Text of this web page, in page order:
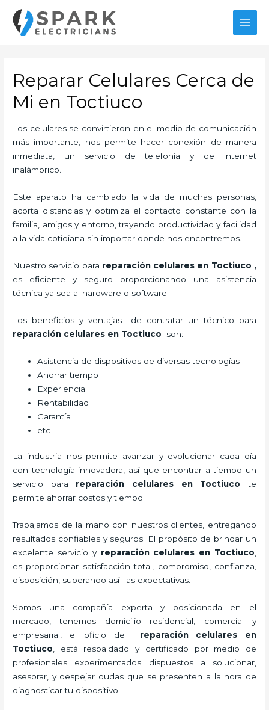
contenido
Reparar Celulares Cerca de
Mi en Toctiuco
Los celulares se convirtieron en el medio de comunicación
más importante, nos permite hacer conexión de manera
inmediata, un servicio de telefonía y de internet
inalámbrico.
Este aparato ha cambiado la vida de muchas personas,
acorta distancias y optimiza el contacto constante con la
familia, amigos y entorno, trayendo productividad y facilidad
a la vida cotidiana sin importar donde nos encontremos.
Nuestro servicio para reparación celulares en Toctiuco ,
es eficiente y seguro proporcionando una asistencia
técnica ya sea al hardware o software.
Los beneficios y ventajas de contratar un técnico para
reparación celulares en Toctiuco son:
Asistencia de dispositivos de diversas tecnologías
Ahorrar tiempo
Experiencia
Rentabilidad
Garantía
etc
La industria nos permite avanzar y evolucionar cada día
con tecnología innovadora, así que encontrar a tiempo un
servicio para reparación celulares en Toctiuco te
permite ahorrar costos y tiempo.
Trabajamos de la mano con nuestros clientes, entregando
resultados confiables y seguros. El propósito de brindar un
excelente servicio y reparación celulares en Toctiuco
es proporcionar satisfacción total, compromiso, confianza,
disposición, superando así las expectativas.
Somos una compañía experta y posicionada en el
mercado, tenemos domicilio residencial, comercial y
empresarial, el oficio de reparación celulares en
Toctiuco , está respaldado y certificado por medio de
profesionales experimentados dispuestos a solucionar,
asesorar, y despejar dudas que se presenten a la hora de
diagnosticar tu dispositivo.